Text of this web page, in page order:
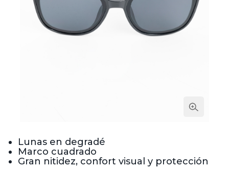
Lunas en degradé
Marco cuadrado
Gran nitidez, confort visual y protección